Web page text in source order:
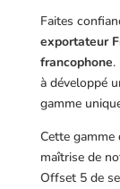
Faites
exportateur
francophone.
à développé
gamme
Cette gamme
maîtrise de
Offset 5 de